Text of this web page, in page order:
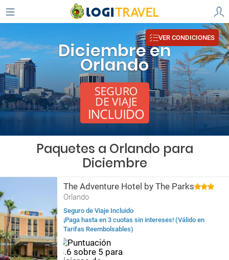
Diciembre en
Orlando
VER CONDICIONES
Paquetes a Orlando para
Diciembre
The Adventure Hotel by The Parks
Orlando
Seguro de Viaje Incluido
¡Paga hasta en 3 cuotas sin intereses! (Válido en
Tarifas Reembolsables)